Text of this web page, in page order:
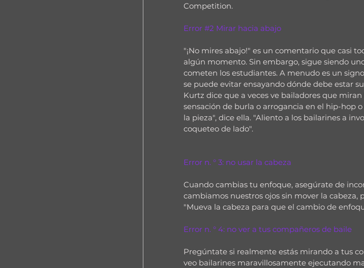
Competition.
Error #2 Mirar hacia abajo
"¡No mires abajo!" es un comentario que casi
algún momento. Sin embargo, sigue siendo
cometen los estudiantes. A menudo es un
se puede evitar ensayando dónde debe estar
Kurtz dice que a veces ve bailadores que
sensación de burla o arrogancia en el hip-hop
la pieza", dice ella. "Aliento a los bailarines a
coqueteo de lado".
Error n. ° 3: no usar la cabeza
Cuando cambias tu enfoque, asegúrate de
cambiamos nuestros ojos sin mover la cabeza,
"Mueva la cabeza para que el cambio de
Error n. ° 4: no ver a tus compañeros de baile
Pregúntate si realmente estás mirando a tus
veo bailarines maravillosamente ejecutando